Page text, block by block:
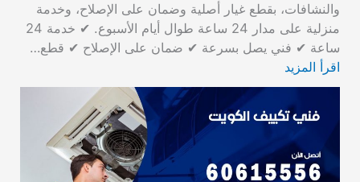
والنشافات، بقطع غيار أصلية وضمان على الإصلاح، وخدمة
منزلية على مدار 24 ساعة طوال أيام الأسبوع. ✔ خدمة 24
ساعة ✔ فني يصل بسرعة ✔ ضمان على الإصلاح ✔ قطع…
اقرأ المزيد